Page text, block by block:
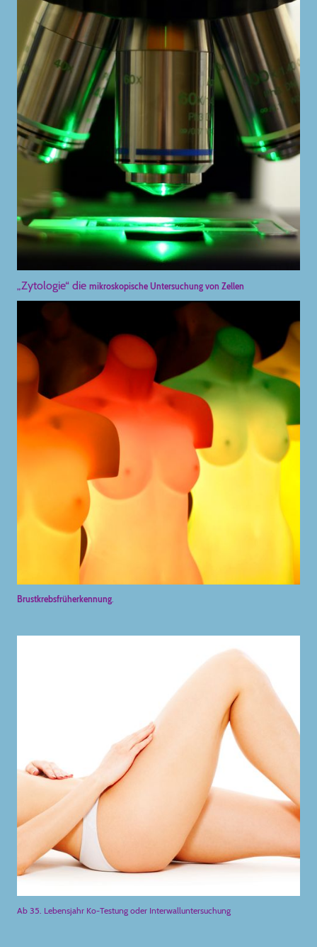
„Zytologie“ die mikroskopische Untersuchung von Zellen
Brustkrebsfrüherkennung
Ab 35. Lebensjahr Ko-Testung oder Interwalluntersuchung